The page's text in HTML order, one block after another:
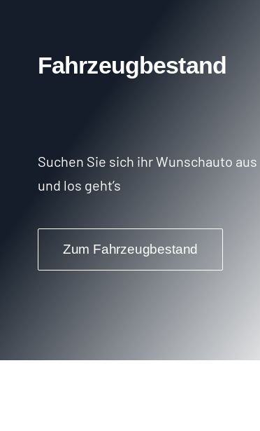
Fahrzeugbestand
Suchen Sie sich ihr Wunschauto aus
und los geht’s
Zum Fahrzeugbestand